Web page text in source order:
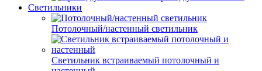
Светильники
Потолочный/настенный светильник
Светильник встраиваемый потолочный и